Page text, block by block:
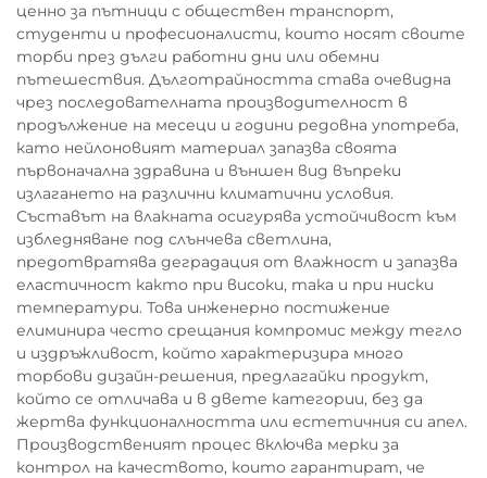
ценно за пътници с обществен транспорт,
студенти и професионалисти, които носят своите
торби през дълги работни дни или обемни
пътешествия. Дълготрайността става очевидна
чрез последователната производителност в
продължение на месеци и години редовна употреба,
като нейлоновият материал запазва своята
първоначална здравина и външен вид въпреки
излагането на различни климатични условия.
Съставът на влакната осигурява устойчивост към
избледняване под слънчева светлина,
предотвратява деградация от влажност и запазва
еластичност както при високи, така и при ниски
температури. Това инженерно постижение
елиминира често срещания компромис между тегло
и издръжливост, който характеризира много
торбови дизайн-решения, предлагайки продукт,
който се отличава и в двете категории, без да
жертва функционалността или естетичния си апел.
Производственият процес включва мерки за
контрол на качеството, които гарантират, че